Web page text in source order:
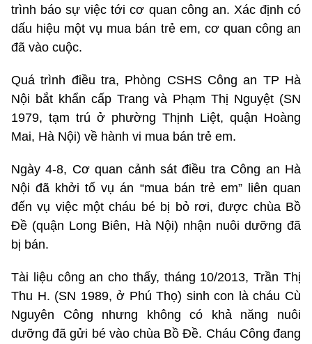
trình báo sự việc tới cơ quan công an. Xác định có
dấu hiệu một vụ mua bán trẻ em, cơ quan công an
đã vào cuộc.
Quá trình điều tra, Phòng CSHS Công an TP Hà
Nội bắt khẩn cấp Trang và Phạm Thị Nguyệt (SN
1979, tạm trú ở phường Thịnh Liệt, quận Hoàng
Mai, Hà Nội) về hành vi mua bán trẻ em.
Ngày 4-8, Cơ quan cảnh sát điều tra Công an Hà
Nội đã khởi tố vụ án “mua bán trẻ em” liên quan
đến vụ việc một cháu bé bị bỏ rơi, được chùa Bồ
Đề (quận Long Biên, Hà Nội) nhận nuôi dưỡng đã
bị bán.
Tài liệu công an cho thấy, tháng 10/2013, Trần Thị
Thu H. (SN 1989, ở Phú Thọ) sinh con là cháu Cù
Nguyên Công nhưng không có khả năng nuôi
dưỡng đã gửi bé vào chùa Bồ Đề. Cháu Công đang